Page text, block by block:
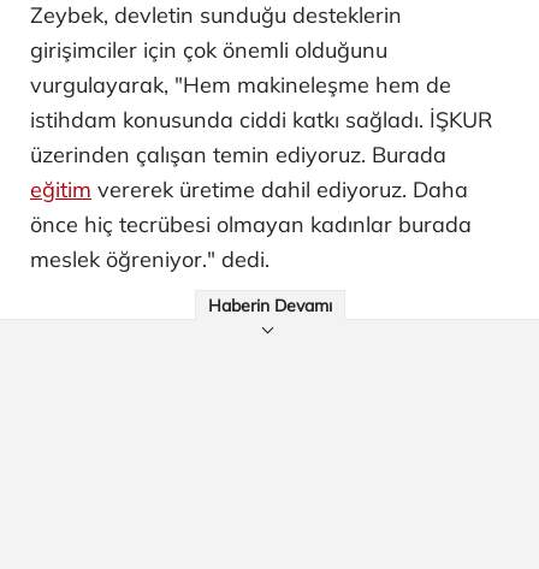
Zeybek, devletin sunduğu desteklerin
girişimciler için çok önemli olduğunu
vurgulayarak, "Hem makineleşme hem de
istihdam konusunda ciddi katkı sağladı. İŞKUR
üzerinden çalışan temin ediyoruz. Burada
eğitim vererek üretime dahil ediyoruz. Daha
önce hiç tecrübesi olmayan kadınlar burada
meslek öğreniyor." dedi.
Haberin Devamı